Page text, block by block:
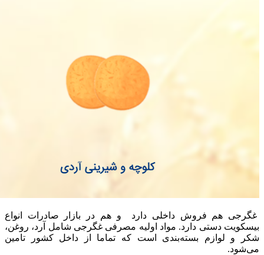
غگرجی هم فروش داخلی دارد و هم در بازار صادرات انواع
بیسکویت دستی دارد. مواد اولیه مصرفی غگرجی شامل آرد، روغن،
شکر و لوازم بسته‌بندی است که تماما از داخل کشور تامین
می‌شود.